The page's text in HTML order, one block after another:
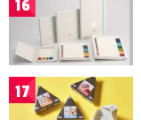
16
17